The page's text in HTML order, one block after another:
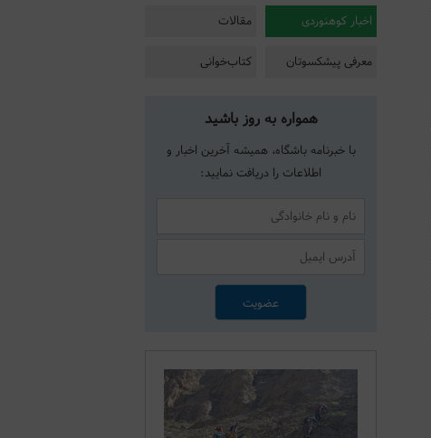
اخبار کوهنوردی مقالات
معرفی پیشکسوتان کتاب‌خوانی
همواره به روز باشید
با خبرنامه باشگاه، همیشه آخرین اخبار و
اطلاعات را دریافت نمایید: